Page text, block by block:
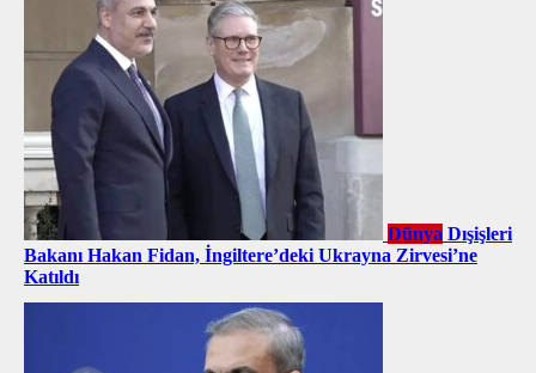
Dünya Dışişleri
Bakanı Hakan Fidan, İngiltere’deki Ukrayna Zirvesi’ne
Katıldı